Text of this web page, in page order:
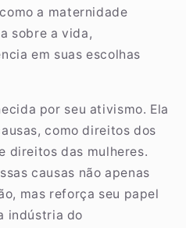
a maternidade
sobre a vida,
em suas escolhas
por seu ativismo. Ela
como direitos dos
direitos das mulheres.
causas não apenas
mas reforça seu papel
indústria do